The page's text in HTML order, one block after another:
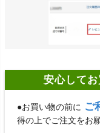
安心して
●お買い物の前に ご
得の上でご注文をお